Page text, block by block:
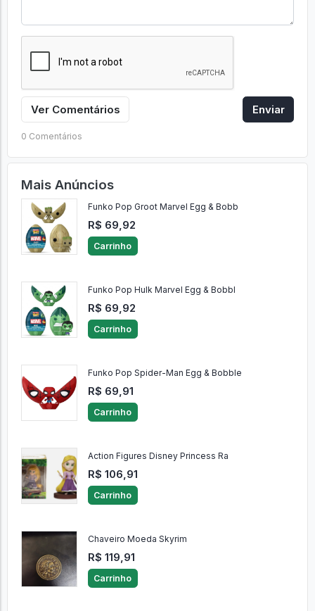
Ver Comentários Enviar
0 Comentários
Mais Anúncios
Funko Pop Groot Marvel Egg & Bobb
R$ 69,92
Carrinho
Funko Pop Hulk Marvel Egg & Bobbl
R$ 69,92
Carrinho
Funko Pop Spider-Man Egg & Bobble
R$ 69,91
Carrinho
Action Figures Disney Princess Ra
R$ 106,91
Carrinho
Chaveiro Moeda Skyrim
R$ 119,91
Carrinho